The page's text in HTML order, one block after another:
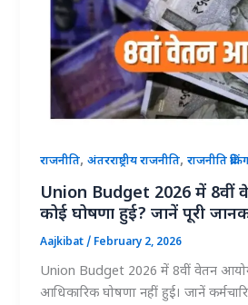
राजनीति,अंतरराष्ट्रीय राजनीति,राजनीति
Union Budget 2026 में 8वीं
कोई घोषणा हुई? जानें पूरी
Aajkibat/ February 2, 2026
Union Budget 2026 में 8वीं वेतन
आधिकारिक घोषणा नहीं हुई। जानें